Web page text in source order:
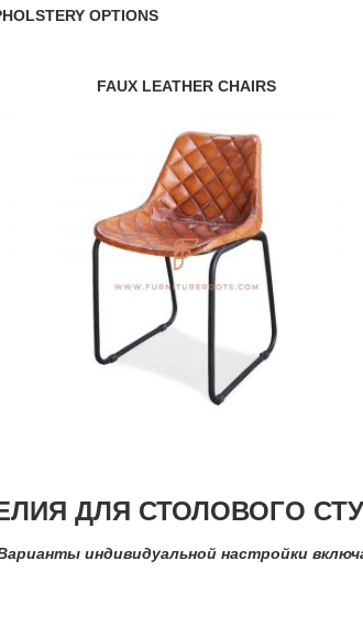
OPTIONS
FAUX LEATHER CHAIRS
ДЛЯ СТОЛОВОГО
индивидуальной настройки